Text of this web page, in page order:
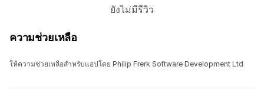
ยังไม่มีรีวิว
ความช่วยเหลือ
ให้ความช่วยเหลือสำหรับแอปโดย Philip Frerk Software Development Ltd